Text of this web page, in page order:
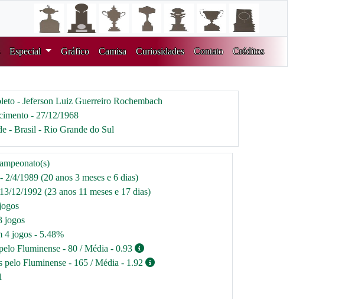
Especial Gráfico Camisa Curiosidades Contato Créditos
- Jeferson Luiz Guerreiro Rochembach
- 27/12/1968
- Brasil - Rio Grande do Sul
2/4/1989 (20 anos 3 meses e 6 dias)
12/1992 (23 anos 11 meses e 17 dias)
jogos
4 jogos - 5.48%
Fluminense - 80 / Média - 0.93
pelo Fluminense - 165 / Média - 1.92